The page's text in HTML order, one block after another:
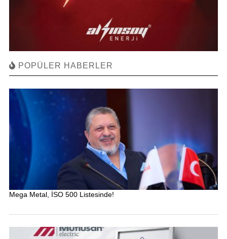
POPÜLER HABERLER
Mega Metal, İSO 500 Listesinde!